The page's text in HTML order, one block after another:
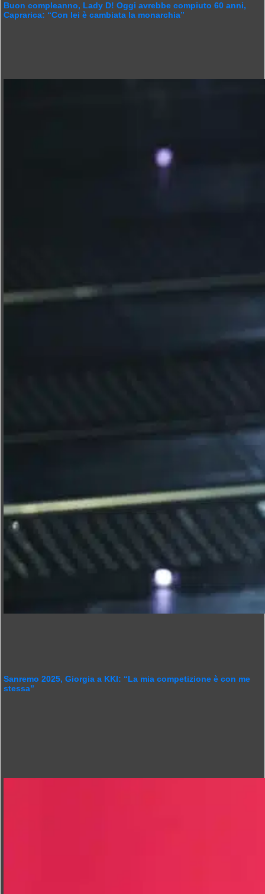
Buon compleanno, Lady D! Oggi avrebbe compiuto 60 anni,
Caprarica: “Con lei è cambiata la monarchia”
Sanremo 2025, Giorgia a KKI: “La mia competizione è con me
stessa”